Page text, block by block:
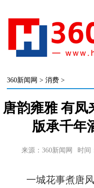
360新闻网 >消费 >
唐韵雍雅 有
版承千年
来源：360新闻网 时间
一城花事煮唐风